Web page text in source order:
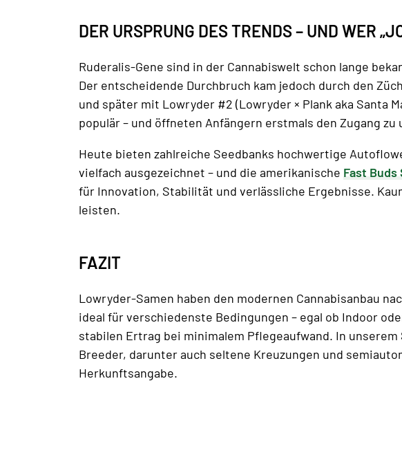
DER URSPRUNG DES TRENDS – UND WER
Ruderalis-Gene sind in der Cannabiswelt schon lange
Der entscheidende Durchbruch kam jedoch durch den
und später mit Lowryder #2 (Lowryder × Plank aka
populär – und öffneten Anfängern erstmals den Zugang
Heute bieten zahlreiche Seedbanks hochwertige
vielfach ausgezeichnet – und die amerikanische Fast Buds
für Innovation, Stabilität und verlässliche Ergebnisse.
leisten.
FAZIT
Lowryder-Samen haben den modernen Cannabisanbau
ideal für verschiedenste Bedingungen – egal ob Indoor
stabilen Ertrag bei minimalem Pflegeaufwand. In
Breeder, darunter auch seltene Kreuzungen und
Herkunftsangabe.